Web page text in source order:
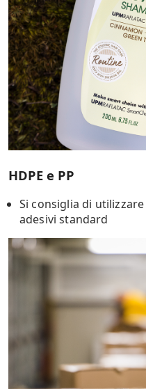
HDPE e PP
Si consiglia di
adesivi standard